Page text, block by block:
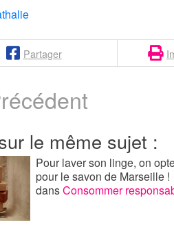
Partager
le même sujet :
Pour laver son linge, on
pour le savon de Marseille !
dansConsommer